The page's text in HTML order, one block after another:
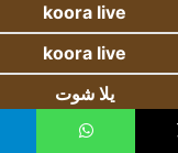
koora live
koora live
يلا شوت
koora live